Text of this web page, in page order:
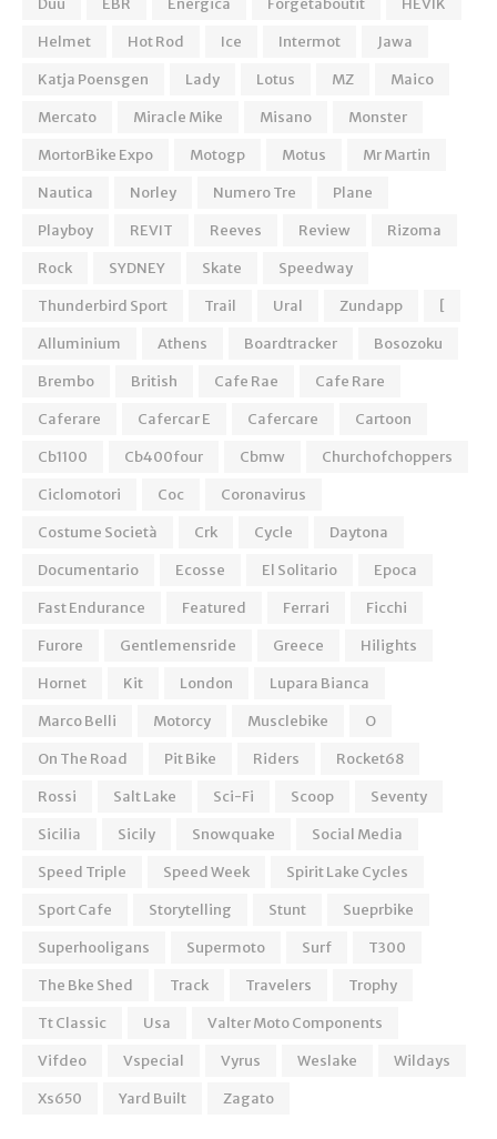
Duu EBR Energica Forgetaboutit
HEVIK
Helmet
Hot Rod Ice Intermot
Jawa
Katja Poensgen
Lady Lotus MZ
Maico
Mercato
Miracle Mike Misano
Monster
MortorBike Expo
Motogp Motus
Mr Martin
Nautica
Norley Numero Tre
Plane
Playboy
REVIT Reeves Review
Rizoma
Rock
SYDNEY Skate
Speedway
Thunderbird Sport
Trail Ural Zundapp
[
Alluminium
Athens Boardtracker
Bosozoku
Brembo
British Cafe Rae
Cafe Rare
Caferare
Cafercar E Cafercare
Cartoon
Cb1100
Cb400four Cbmw
Churchofchoppers
Ciclomotori
Coc
Coronavirus
Costume Società
Crk Cycle
Daytona
Documentario
Ecosse El Solitario
Epoca
Fast Endurance
Featured Ferrari
Ficchi
Furore
Gentlemensride Greece
Hilights
Hornet
Kit London
Lupara Bianca
Marco Belli
Motorcy Musclebike
O
On The Road
Pit Bike Riders
Rocket68
Rossi
Salt Lake Sci-Fi Scoop
Seventy
Sicilia
Sicily Snowquake
Social Media
Speed Triple
Speed Week
Spirit Lake Cycles
Sport Cafe
Storytelling Stunt
Sueprbike
Superhooligans
Supermoto Surf
T300
The Bke Shed
Track Travelers
Trophy
Tt Classic
Usa
Valter Moto Components
Vifdeo
Vspecial Vyrus Weslake
Wildays
Xs650
Yard Built Zagato